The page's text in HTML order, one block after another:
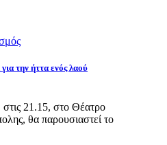
την ήττα ενός λαού
21.15, στο Θέατρο
θα παρουσιαστεί το